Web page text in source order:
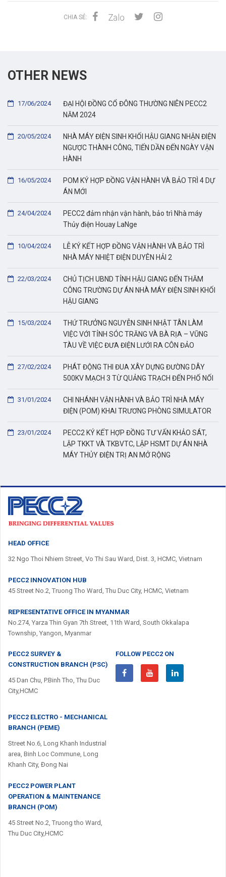
CHIA SẺ:
OTHER NEWS
ĐẠI HỘI ĐỒNG CỔ ĐÔNG THƯỜNG NIÊN PECC2
NĂM 2024
17/06/2024
NHÀ MÁY ĐIỆN SINH KHỐI HẬU GIANG NHẬN ĐIỆN
NGƯỢC THÀNH CÔNG, TIẾN DẦN ĐẾN NGÀY VẬN
HÀNH
20/05/2024
POM KÝ HỢP ĐỒNG VẬN HÀNH VÀ BẢO TRÌ 4 DỰ
ÁN MỚI
16/05/2024
PECC2 đảm nhận vận hành, bảo trì Nhà máy
Thủy điện Houay LaNge
24/04/2024
LỄ KÝ KẾT HỢP ĐỒNG VẬN HÀNH VÀ BẢO TRÌ
NHÀ MÁY NHIỆT ĐIỆN DUYÊN HẢI 2
10/04/2024
CHỦ TỊCH UBND TỈNH HẬU GIANG ĐẾN THĂM
CÔNG TRƯỜNG DỰ ÁN NHÀ MÁY ĐIỆN SINH KHỐI
HẬU GIANG
22/03/2024
THỨ TRƯỞNG NGUYỄN SINH NHẬT TÂN LÀM
VIỆC VỚI TỈNH SÓC TRĂNG VÀ BÀ RỊA – VŨNG
TÀU VỀ VIỆC ĐƯA ĐIỆN LƯỚI RA CÔN ĐẢO
15/03/2024
PHÁT ĐỘNG THI ĐUA XÂY DỰNG ĐƯỜNG DÂY
500KV MẠCH 3 TỪ QUẢNG TRẠCH ĐẾN PHỐ NỐI
27/02/2024
CHI NHÁNH VẬN HÀNH VÀ BẢO TRÌ NHÀ MÁY
ĐIỆN (POM) KHAI TRƯƠNG PHÒNG SIMULATOR
31/01/2024
PECC2 KÝ KẾT HỢP ĐỒNG TƯ VẤN KHẢO SÁT,
LẬP TKKT VÀ TKBVTC, LẬP HSMT DỰ ÁN NHÀ
MÁY THỦY ĐIỆN TRỊ AN MỞ RỘNG
23/01/2024
HEAD OFFICE
32 Ngo Thoi Nhiem Street, Vo Thi Sau Ward, Dist. 3, HCMC, Vietnam
PECC2 INNOVATION HUB
45 Street No.2, Truong Tho Ward, Thu Duc City, HCMC, Vietnam
REPRESENTATIVE OFFICE IN MYANMAR
No.274, Yarza Thin Gyan 7th Street, 11th Ward, South Okkalapa
Township, Yangon, Myanmar
PECC2 SURVEY &
CONSTRUCTION BRANCH (PSC)
45 Dan Chu, P.Binh Tho, Thu Duc
City,HCMC
PECC2 ELECTRO - MECHANICAL
BRANCH (PEME)
Street No.6, Long Khanh Industrial
area, Binh Loc Commune, Long
Khanh City, Đong Nai
PECC2 POWER PLANT
OPERATION & MAINTENANCE
BRANCH (POM)
45 Street No.2, Truong tho Ward,
Thu Duc City,HCMC
FOLLOW PECC2 ON